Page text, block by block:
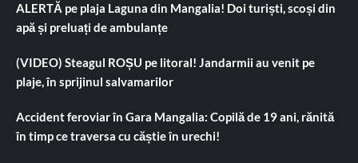
ALERTĂ pe plaja Laguna din Mangalia! Doi turiști, scoși din
apă și preluați de ambulanțe
(VIDEO) Steagul ROȘU pe litoral! Jandarmii au venit pe
plaje, în sprijinul salvamarilor
Accident feroviar în Gara Mangalia: Copilă de 19 ani, rănită
în timp ce traversa cu căștie în urechi!